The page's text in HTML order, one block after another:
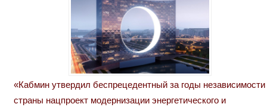
«Кабмин утвердил беспрецедентный за годы независимости
страны нацпроект модернизации энергетического и